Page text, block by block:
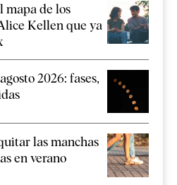
mapa de los
Kellen que ya
2026: fases,
las manchas
en verano